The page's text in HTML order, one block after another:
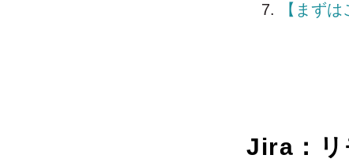
【まず
Jira：リ